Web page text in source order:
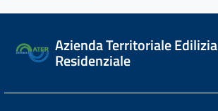
Azienda Territoriale Edilizia
Residenziale